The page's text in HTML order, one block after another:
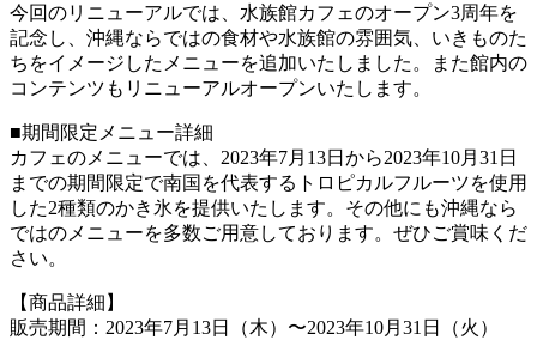
今回のリニューアルでは、水族館カフェのオープン3周年を
記念し、沖縄ならではの食材や水族館の雰囲気、いきものた
ちをイメージしたメニューを追加いたしました。また館内の
コンテンツもリニューアルオープンいたします。
■期間限定メニュー詳細
カフェのメニューでは、2023年7月13日から2023年10月31日
までの期間限定で南国を代表するトロピカルフルーツを使用
した2種類のかき氷を提供いたします。その他にも沖縄なら
ではのメニューを多数ご用意しております。ぜひご賞味くだ
さい。
【商品詳細】
販売期間：2023年7月13日（木）〜2023年10月31日（火）